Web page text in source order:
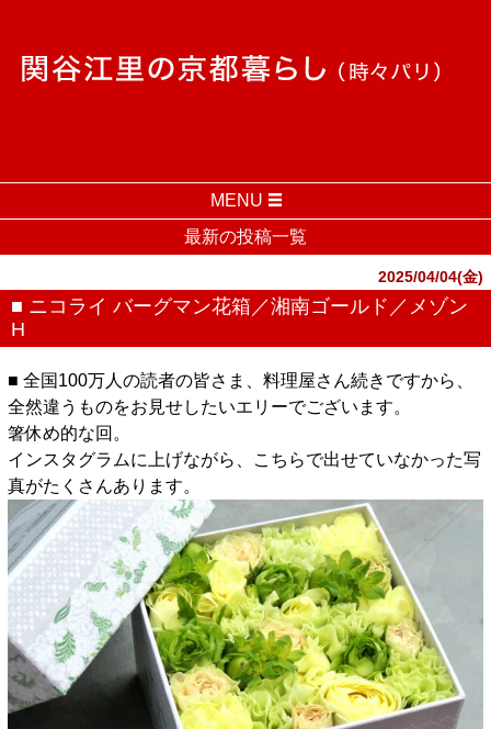
MENU
最新の投稿一覧
2025/04/04(金)
■ ニコライ バーグマン花箱／湘南ゴールド／メゾン
H
■ 全国100万人の読者の皆さま、料理屋さん続きですから、
全然違うものをお見せしたいエリーでございます。
箸休め的な回。
インスタグラムに上げながら、こちらで出せていなかった写
真がたくさんあります。